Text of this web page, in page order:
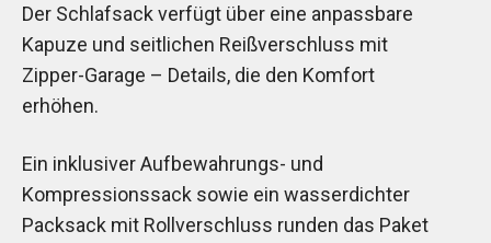
Der Schlafsack verfügt über eine anpassbare
Kapuze und seitlichen Reißverschluss mit
Zipper-Garage – Details, die den Komfort
erhöhen.
Ein inklusiver Aufbewahrungs- und
Kompressionssack sowie ein wasserdichter
Packsack mit Rollverschluss runden das Paket